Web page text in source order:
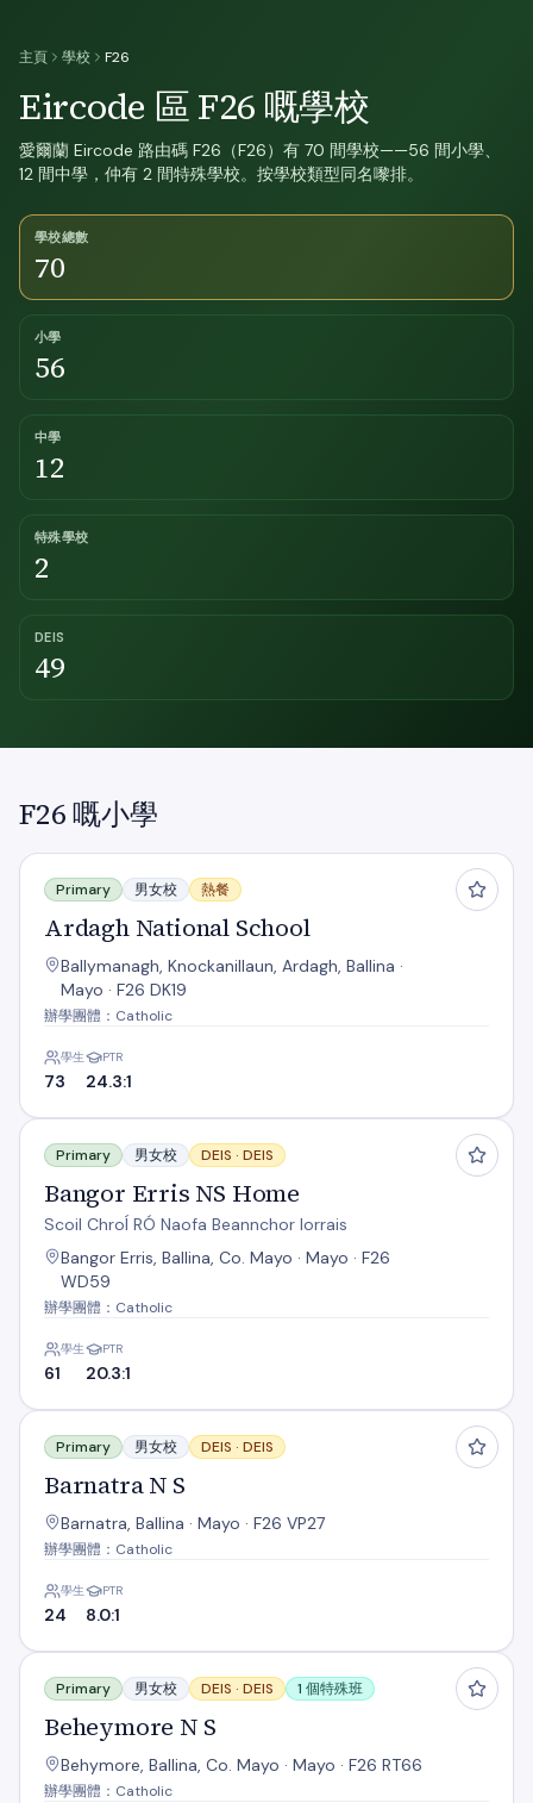
主頁 學校 F26
Eircode 區 F26 嘅學校
愛爾蘭 Eircode 路由碼 F26（F26）有 70 間學校——56 間小學、
12 間中學，仲有 2 間特殊學校。按學校類型同名嚟排。
學校總數
70
小學
56
中學
12
特殊學校
2
DEIS
49
F26 嘅小學
Ardagh National School
Primary 男女校 熱餐
Ardagh National School
Ballymanagh, Knockanillaun, Ardagh, Ballina ·
Mayo · F26 DK19
辦學團體：Catholic
學生
73
PTR
24.3:1
Bangor Erris NS Home
Primary 男女校 DEIS · DEIS
Bangor Erris NS Home
Scoil ChroÍ RÓ Naofa Beannchor Iorrais
Bangor Erris, Ballina, Co. Mayo · Mayo · F26
WD59
辦學團體：Catholic
學生
61
PTR
20.3:1
Barnatra N S
Primary 男女校 DEIS · DEIS
Barnatra N S
Barnatra, Ballina · Mayo · F26 VP27
辦學團體：Catholic
學生
24
PTR
8.0:1
Beheymore N S
Primary 男女校 DEIS · DEIS 1 個特殊班
Beheymore N S
Behymore, Ballina, Co. Mayo · Mayo · F26 RT66
辦學團體：Catholic